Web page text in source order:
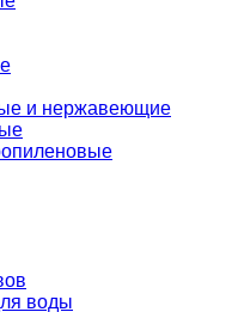
и нержавеющие
воды